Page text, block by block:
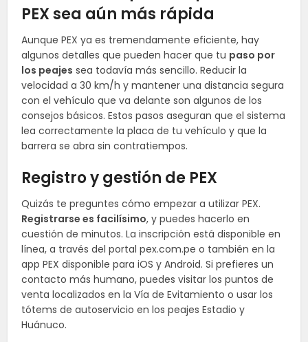
PEX sea aún más rápida
Aunque PEX ya es tremendamente eficiente, hay
algunos detalles que pueden hacer que tu paso por
los peajes sea todavía más sencillo. Reducir la
velocidad a 30 km/h y mantener una distancia segura
con el vehículo que va delante son algunos de los
consejos básicos. Estos pasos aseguran que el sistema
lea correctamente la placa de tu vehículo y que la
barrera se abra sin contratiempos.
Registro y gestión de PEX
Quizás te preguntes cómo empezar a utilizar PEX.
Registrarse es facilísimo, y puedes hacerlo en
cuestión de minutos. La inscripción está disponible en
línea, a través del portal pex.com.pe o también en la
app PEX disponible para iOS y Android. Si prefieres un
contacto más humano, puedes visitar los puntos de
venta localizados en la Vía de Evitamiento o usar los
tótems de autoservicio en los peajes Estadio y
Huánuco.